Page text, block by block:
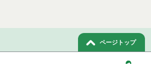
ページトップ